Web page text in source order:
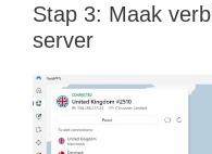
Stap 3: Maak
server